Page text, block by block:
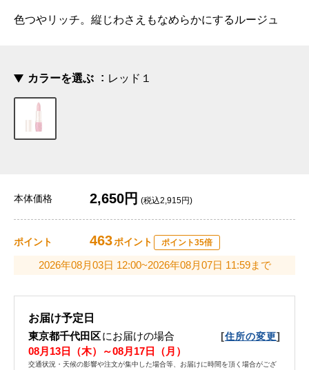
色つやリッチ。縦じわさえもなめらかにするルージュ
カラーを選ぶ レッド１
本体価格 2,650円 (税込2,915円)
ポイント 463ポイント ポイント35倍
2026年08月03日 12:00~2026年08月07日 11:59まで
お届け予定日
東京都千代田区にお届けの場合 [住所の変更]
08月13日（木）～08月17日（月）
交通状況・天候の影響や注文が集中した場合等、お届けに時間を頂く場合がござ